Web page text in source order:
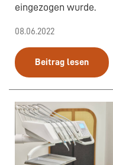
eingezogen wurde.
08.06.2022
Beitrag lesen